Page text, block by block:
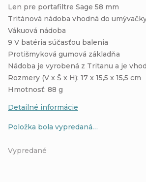
Vypredané
Položka bola vypredaná…
Len pre portafiltre Sage 58 mm
Tritánová nádoba vhodná do
Vákuová nádoba
9 V batéria súčasťou balenia
Protišmyková gumová základňa
Nádoba je vyrobená z Tritanu a je
Rozmery (V x Š x H): 17 x 15,5 x 15,5 cm
Hmotnosť: 88 g
Detailné informácie